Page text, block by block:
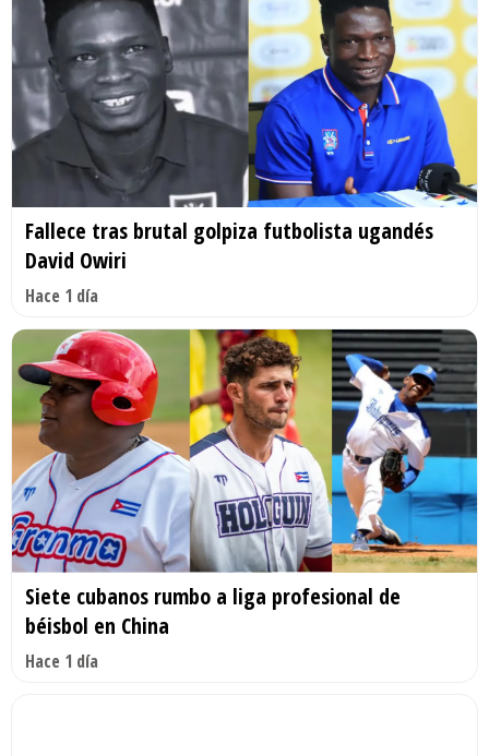
Fallece tras brutal golpiza futbolista ugandés
David Owiri
Hace 1 día
Siete cubanos rumbo a liga profesional de
béisbol en China
Hace 1 día